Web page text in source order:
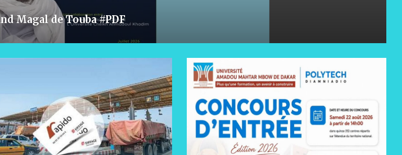
Concours général : Bassirou Diomaye Faye déplore « la situation tragique
S1 »